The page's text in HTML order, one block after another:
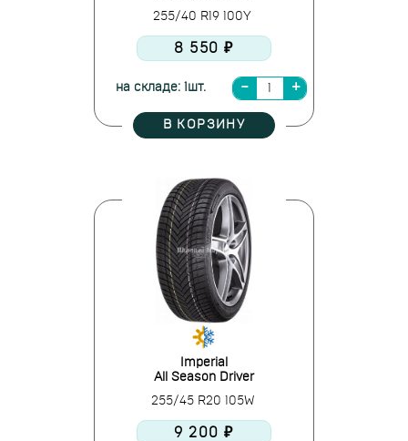
255/40 R19 100Y
8 550 ₽
на складе: 1шт.
В КОРЗИНУ
Imperial
All Season Driver
255/45 R20 105W
9 200 ₽